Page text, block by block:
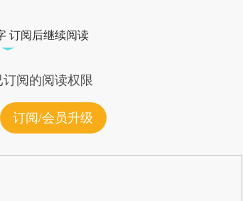
订阅后继续阅读
阅的阅读权限
订阅/会员升级